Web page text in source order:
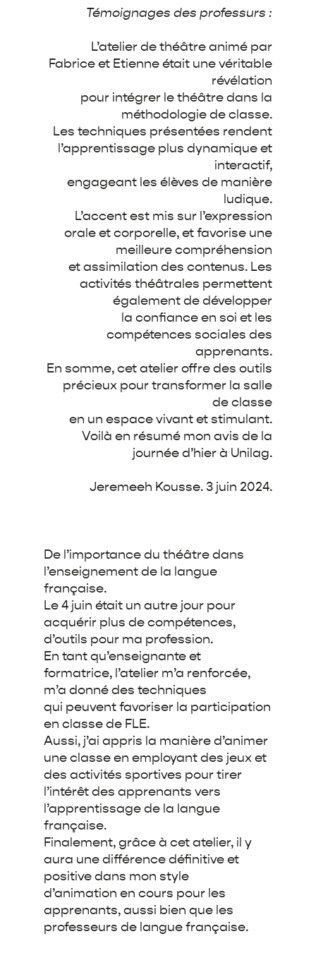
Témoignages des professurs :
L’atelier de théâtre animé par
Fabrice et Etienne était une véritable
révélation
pour intégrer le théâtre dans la
méthodologie de classe.
Les techniques présentées rendent
l’apprentissage plus dynamique et
interactif,
engageant les élèves de manière
ludique.
L’accent est mis sur l’expression
orale et corporelle, et favorise une
meilleure compréhension
et assimilation des contenus. Les
activités théâtrales permettent
également de développer
la confiance en soi et les
compétences sociales des
apprenants.
En somme, cet atelier offre des outils
précieux pour transformer la salle
de classe
en un espace vivant et stimulant.
Voilà en résumé mon avis de la
journée d’hier à Unilag.
Jeremeeh Kousse. 3 juin 2024.
De l’importance du théâtre dans
l’enseignement de la langue
française.
Le 4 juin était un autre jour pour
acquérir plus de compétences,
d’outils pour ma profession.
En tant qu’enseignante et
formatrice, l’atelier m’a renforcée,
m’a donné des techniques
qui peuvent favoriser la participation
en classe de FLE.
Aussi, j’ai appris la manière d’animer
une classe en employant des jeux et
des activitéssportives pour tirer
l’intérêt des apprenants vers
l’apprentissage de la langue
française.
Finalement, grâce à cet atelier, il y
aura une différence définitive et
positive dans mon style
d’animation en cours pour les
apprenants, aussi bien que les
professeurs de langue française.